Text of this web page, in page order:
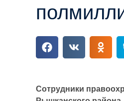
Сотрудники